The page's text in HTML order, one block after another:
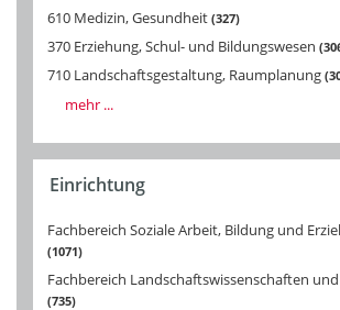
610 Medizin, Gesundheit 327
370 Erziehung, Schul- und Bildungswesen
710 Landschaftsgestaltung, Raumplanung
mehr ...
Einrichtung
Fachbereich Soziale Arbeit, Bildung und
1071
Fachbereich Landschaftswissenschaften
735